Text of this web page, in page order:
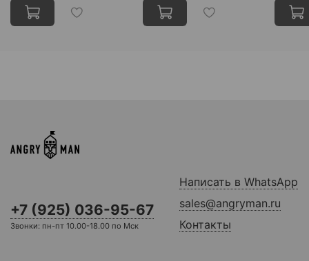
+7 (925) 036-95-67
Звонки: пн-пт 10.00-18.00 по Мск
Написать в WhatsApp
sales@angryman.ru
Контакты